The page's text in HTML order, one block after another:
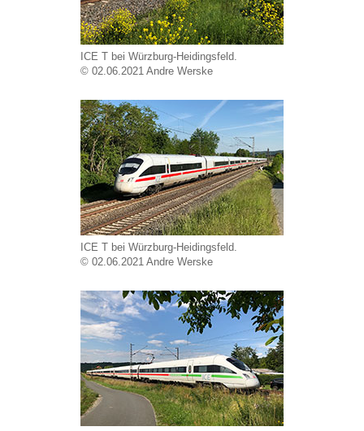
ICE T bei Würzburg-Heidingsfeld.
© 02.06.2021 Andre Werske
ICE T bei Würzburg-Heidingsfeld.
© 02.06.2021 Andre Werske